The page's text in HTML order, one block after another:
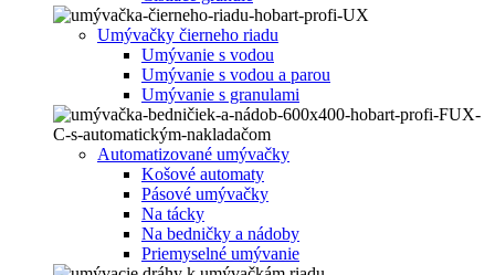
Umývačky čierneho riadu
Umývanie s vodou
Umývanie s vodou a parou
Umývanie s granulami
Automatizované umývačky
Košové automaty
Pásové umývačky
Na tácky
Na bedničky a nádoby
Priemyselné umývanie